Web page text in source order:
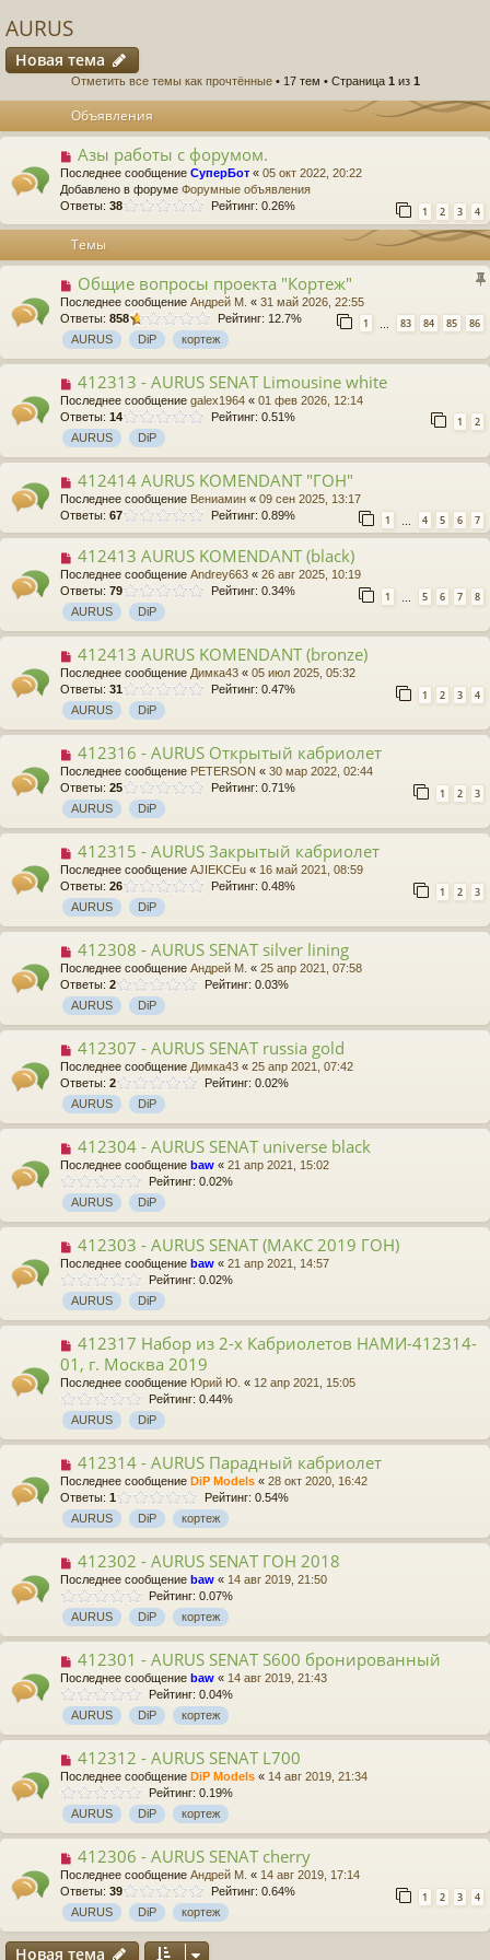
AURUS
Новая тема
Отметить все темы как прочтённые• 17 тем • Страница 1из 1
Объявления
Азы работы с форумом.
Последнее сообщение СуперБот « 05 окт 2022, 20:22
Добавлено в форуме Форумные объявления
Ответы: 38 1 2 3 4
Рейтинг: 0.26%
Темы
Общие вопросы проекта "Кортеж"
Последнее сообщение Андрей М. « 31 май 2026, 22:55
Ответы: 858 1 … 83 84 85 86
Рейтинг: 12.7%
AURUS
DiP кортеж
412313 - AURUS SENAT Limousine white
Последнее сообщение galex1964 « 01 фев 2026, 12:14
Ответы: 14 1 2
Рейтинг: 0.51%
AURUS
DiP
412414 AURUS KOMENDANT "ГОН"
Последнее сообщение Вениамин « 09 сен 2025, 13:17
Ответы: 67 1 … 4 5 6 7
Рейтинг: 0.89%
412413 AURUS KOMENDANT (black)
Последнее сообщение Andrey663 « 26 авг 2025, 10:19
Ответы: 79 1 5 6 7 8
Рейтинг: 0.34%
AURUS
DiP
412413 AURUS KOMENDANT (bronze)
Последнее сообщение Димка43 « 05 июл 2025, 05:32
Ответы: 31 1 2 3 4
Рейтинг: 0.47%
AURUS
DiP
412316 - AURUS Открытый кабриолет
Последнее сообщение PETERSON « 30 мар 2022, 02:44
Ответы: 25 1 2 3
Рейтинг: 0.71%
AURUS
DiP
412315 - AURUS Закрытый кабриолет
Последнее сообщение AJIEKCEu « 16 май 2021, 08:59
Ответы: 26 1 2 3
Рейтинг: 0.48%
AURUS
DiP
412308 - AURUS SENAT silver lining
Последнее сообщение Андрей М. « 25 апр 2021, 07:58
Ответы: 2
Рейтинг: 0.03%
AURUS
DiP
412307 - AURUS SENAT russia gold
Последнее сообщение Димка43 « 25 апр 2021, 07:42
Ответы: 2
Рейтинг: 0.02%
AURUS
DiP
412304 - AURUS SENAT universe black
Последнее сообщение baw « 21 апр 2021, 15:02
Рейтинг: 0.02%
AURUS
DiP
412303 - AURUS SENAT (МАКС 2019 ГОН)
Последнее сообщение baw « 21 апр 2021, 14:57
Рейтинг: 0.02%
AURUS
DiP
412317 Набор из 2-х Кабриолетов НАМИ-412314-
01, г. Москва 2019
Последнее сообщение Юрий Ю. « 12 апр 2021, 15:05
Рейтинг: 0.44%
AURUS
DiP
412314 - AURUS Парадный кабриолет
Последнее сообщение DiP Models « 28 окт 2020, 16:42
Ответы: 1
Рейтинг: 0.54%
AURUS
DiP кортеж
412302 - AURUS SENAT ГОН 2018
Последнее сообщение baw « 14 авг 2019, 21:50
Рейтинг: 0.07%
AURUS
DiP кортеж
412301 - AURUS SENAT S600 бронированный
Последнее сообщение baw « 14 авг 2019, 21:43
Рейтинг: 0.04%
AURUS
DiP кортеж
412312 - AURUS SENAT L700
Последнее сообщение DiP Models « 14 авг 2019, 21:34
Рейтинг: 0.19%
AURUS
DiP кортеж
412306 - AURUS SENAT cherry
Последнее сообщение Андрей М. « 14 авг 2019, 17:14
Ответы: 39 1 2 3 4
Рейтинг: 0.64%
AURUS
DiP кортеж
Новая тема